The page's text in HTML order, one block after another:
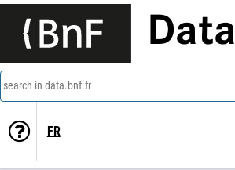
Data
search in data.bnf.fr
FR